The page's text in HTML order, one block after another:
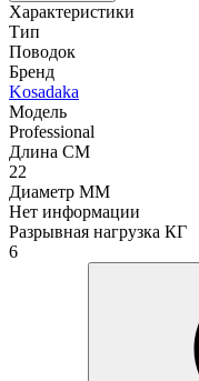
Характеристики
Тип
Поводок
Бренд
Kosadaka
Модель
Professional
Длина СМ
22
Диаметр ММ
Нет информации
Разрывная нагрузка КГ
6